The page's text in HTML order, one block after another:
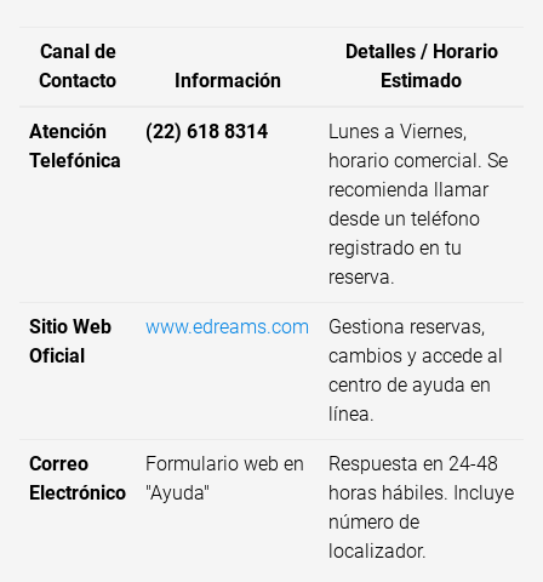
Canal de
Contacto
Información
Detalles / Horario
Estimado
Atención
Telefónica
(22) 618 8314
Lunes a Viernes,
horario comercial. Se
recomienda llamar
desde un teléfono
registrado en tu
reserva.
Sitio Web
Oficial
www.edreams.com
Gestiona reservas,
cambios y accede al
centro de ayuda en
línea.
Correo
Electrónico
Formulario web en
"Ayuda"
Respuesta en 24-48
horas hábiles. Incluye
número de
localizador.